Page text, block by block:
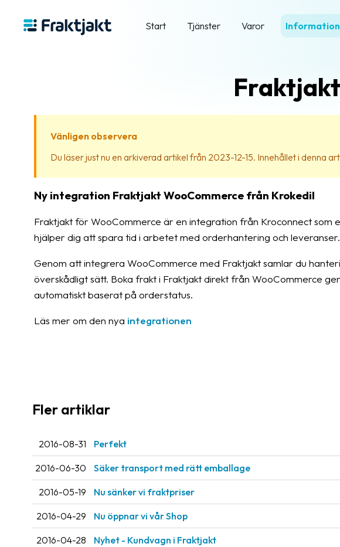
Start Tjänster Varor Information
Vänligen observera
Du läser just nu en arkiverad artikel från 2023-12-15. Innehållet i denna
Ny integration Fraktjakt WooCommerce från Krokedil
Fraktjakt för WooCommerce är en integration från Kroconnect som
hjälper dig att spara tid i arbetet med orderhantering och leveranser.
Genom att integrera WooCommerce med Fraktjakt samlar du
överskådligt sätt. Boka frakt i Fraktjakt direkt från WooCommerce
automatiskt baserat på orderstatus.
Läs mer om den nya integrationen
Fler artiklar
2016-08-31 Perfekt
2016-06-30 Säker transport med rätt emballage
2016-05-19 Nu sänker vi fraktpriser
2016-04-29 Nu öppnar vi vår Shop
2016-04-28 Nyhet - Kundvagn i Fraktjakt